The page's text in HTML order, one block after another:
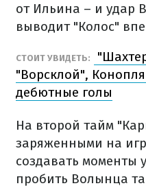
от Ильина – и удар
выводит "Колос"
СТОИТ УВИДЕТЬ:
"Ворсклой",
дебютные голы
На второй тайм
заряженными на
создавать моменты
пробить Волынца